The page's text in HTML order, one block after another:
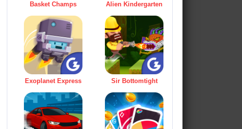
Basket Champs Alien Kindergarten
Exoplanet Express Sir Bottomtight